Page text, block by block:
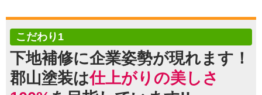
こだわり1
下地補修に企業姿勢が現れます！
郡山塗装は仕上がりの美しさ